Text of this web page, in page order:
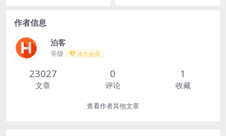
作者信息
泊客
等级 永久会员
23027
文章
0
评论
1
收藏
查看作者其他文章